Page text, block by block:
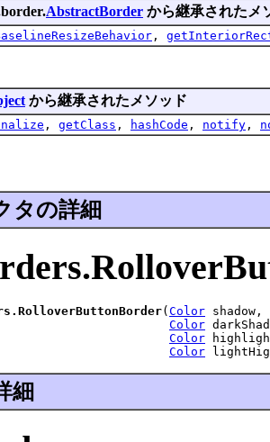
AbstractBorder から継承されたメ
,
から継承されたメソッド
, getClass , hashCode , notify ,
タの詳細
( Color shadow,
Color
Color
Color
細